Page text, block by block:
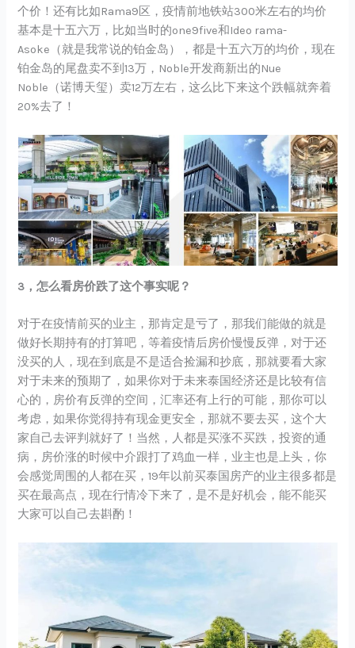
个价！还有比如Rama9区，疫情前地铁站300米左右的均价
基本是十五六万，比如当时的one9five和Ideo rama-
Asoke（就是我常说的铂金岛），都是十五六万的均价，现在
铂金岛的尾盘卖不到13万，Noble开发商新出的Nue
Noble（诺博天玺）卖12万左右，这么比下来这个跌幅就奔着
20%去了！
3，怎么看房价跌了这个事实呢？
对于在疫情前买的业主，那肯定是亏了，那我们能做的就是
做好长期持有的打算吧，等着疫情后房价慢慢反弹，对于还
没买的人，现在到底是不是适合捡漏和抄底，那就要看大家
对于未来的预期了，如果你对于未来泰国经济还是比较有信
心的，房价有反弹的空间，汇率还有上行的可能，那你可以
考虑，如果你觉得持有现金更安全，那就不要去买，这个大
家自己去评判就好了！当然，人都是买涨不买跌，投资的通
病，房价涨的时候中介跟打了鸡血一样，业主也是上头，你
会感觉周围的人都在买，19年以前买泰国房产的业主很多都是
买在最高点，现在行情冷下来了，是不是好机会，能不能买
大家可以自己去斟酌！